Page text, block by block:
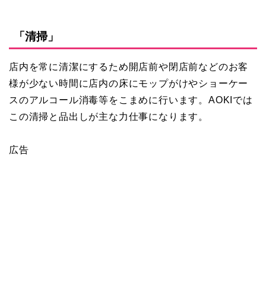
「清掃」
店内を常に清潔にするため開店前や閉店前などのお客
様が少ない時間に店内の床にモップがけやショーケー
スのアルコール消毒等をこまめに行います。AOKIでは
この清掃と品出しが主な力仕事になります。
広告